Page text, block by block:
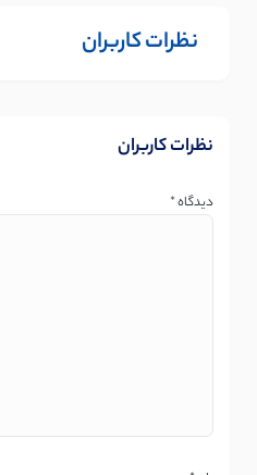
نظرات کاربران
نظرات کاربران
دیدگاه*